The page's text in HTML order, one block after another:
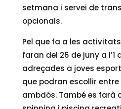
setmana i servei de
opcionals.
Pel que fa a les activitats
faran del 26 de juny a l’1
adreçades a joves
que podran escollir
ambdós. També es